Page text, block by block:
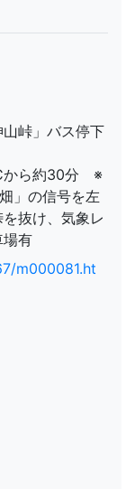
峠」バス停下
から約30分 ※
」の信号を左
抜け、気象レ
場有
m000081.ht